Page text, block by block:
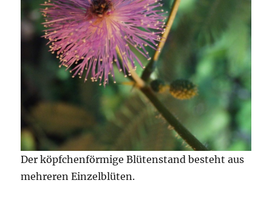
Der köpfchenförmige Blütenstand besteht aus
mehreren Einzelblüten.